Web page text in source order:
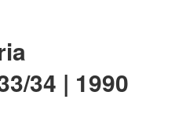
34 | 1990